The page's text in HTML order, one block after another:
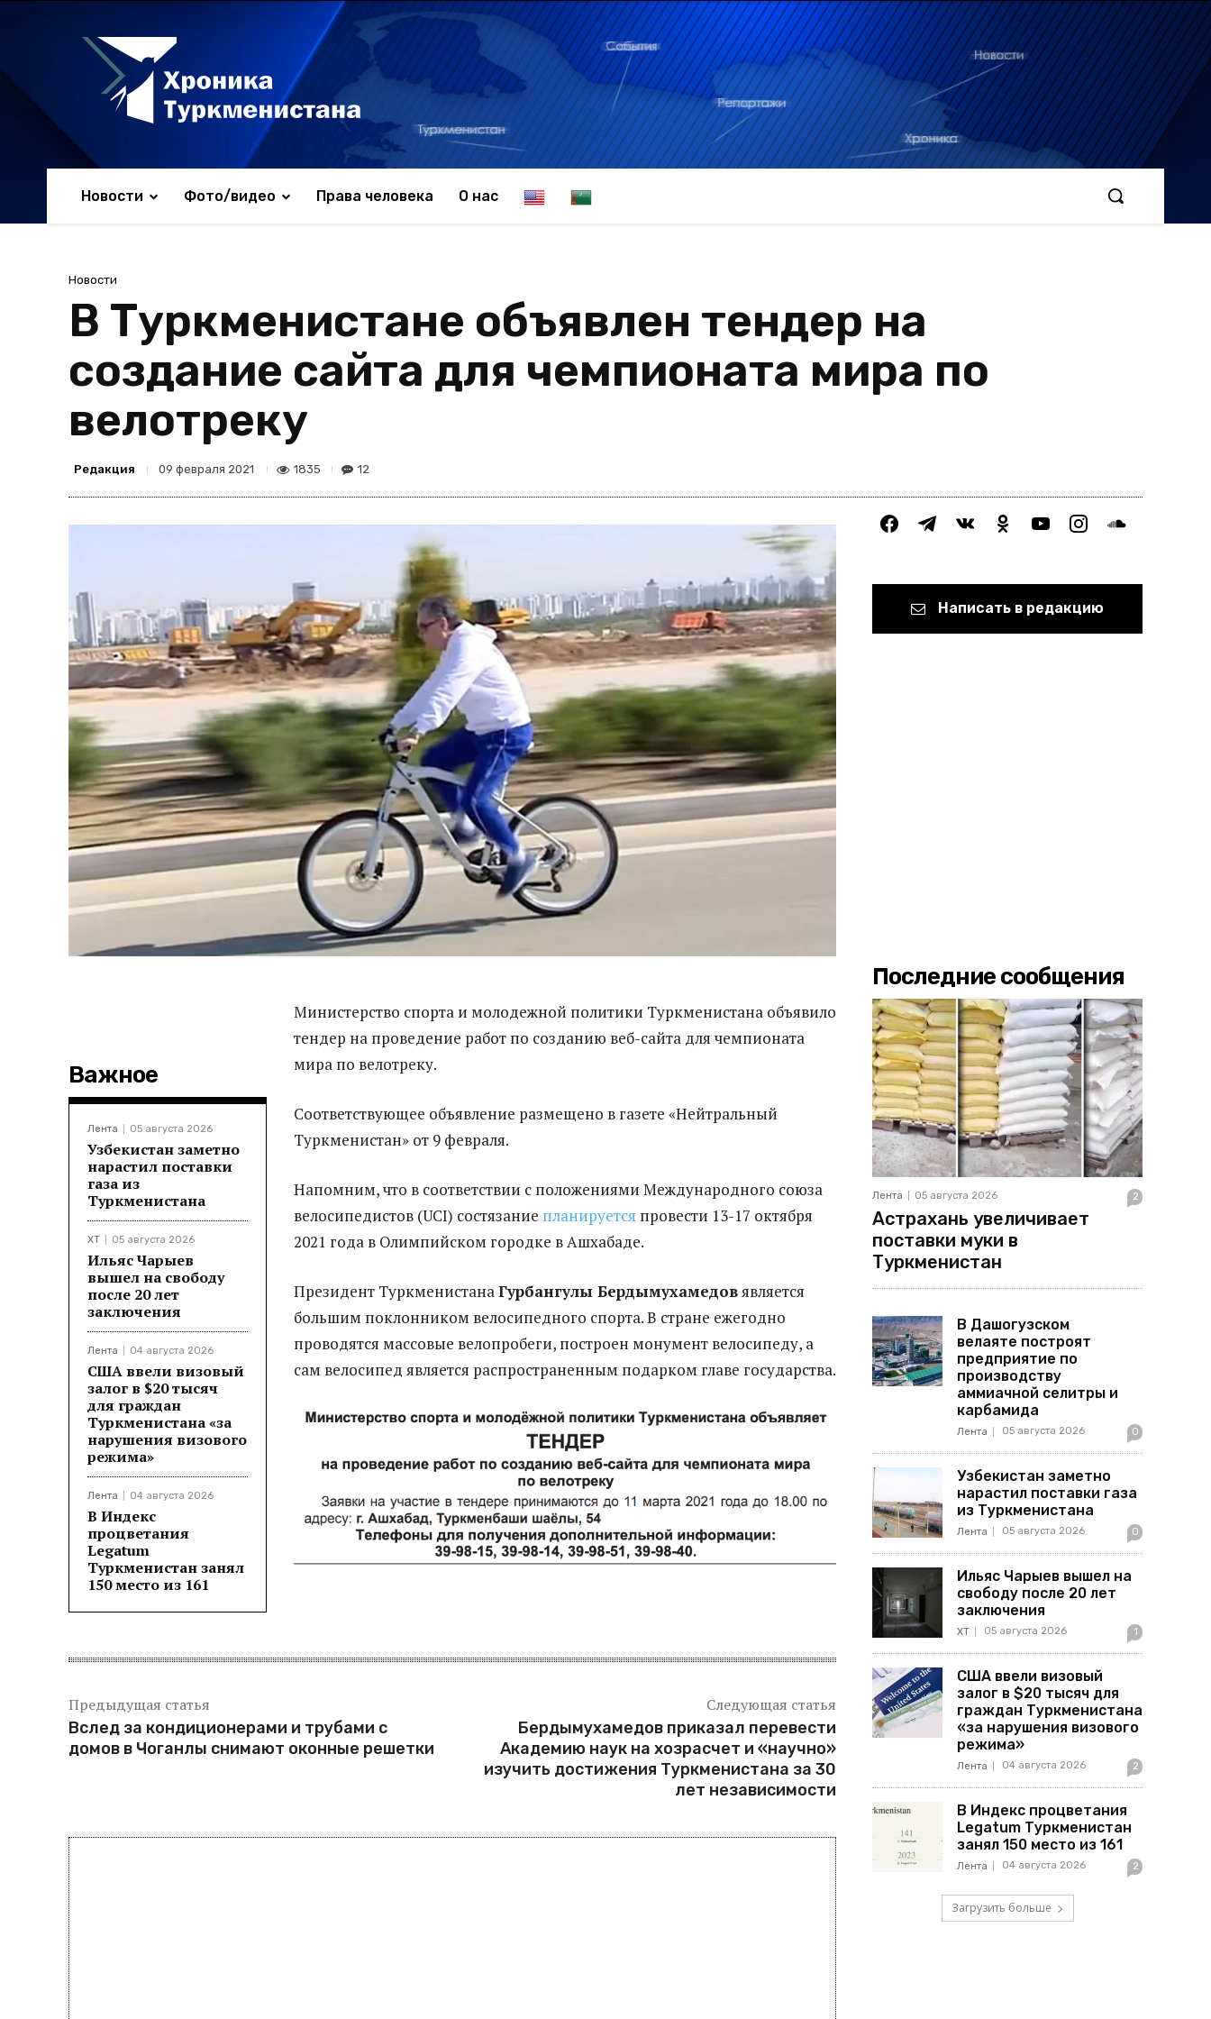
Новости Фото/видео Права человека О нас E
l
h
T
n
e
Новости
В Туркменистане объявлен тендер на
создание сайта для чемпионата мира по
велотреку
Редакция 09 февраля 2021 1835 12
Важное
Лента 05 августа 2026
Узбекистан заметно
нарастил поставки
газа из
Туркменистана
ХТ 05 августа 2026
Ильяс Чарыев
вышел на свободу
после 20 лет
заключения
Лента 04 августа 2026
США ввели визовый
залог в $20 тысяч
для граждан
Туркменистана «за
нарушения визового
режима»
Лента 04 августа 2026
В Индекс
процветания
Legatum
Туркменистан занял
150 место из 161
Министерство спорта и молодежной политики Туркменистана объявило
тендер на проведение работ по созданию веб-сайта для чемпионата
мира по велотреку.
Соответствующее объявление размещено в газете «Нейтральный
Туркменистан» от 9 февраля.
Напомним, что в соответствии с положениями Международного союза
велосипедистов (UCI) состязание планируется провести 13-17 октября
2021 года в Олимпийском городке в Ашхабаде.
Президент ТуркменистанаГурбангулы Бердымухамедовявляется
большим поклонником велосипедного спорта. В стране ежегодно
проводятся массовые велопробеги, построен монумент велосипеду, а
сам велосипед является распространенным подарком главе государства.
Предыдущая статья
Вслед за кондиционерами и трубами с
домов в Чоганлы снимают оконные решетки
Следующая статья
Бердымухамедов приказал перевести
Академию наук на хозрасчет и «научно»
изучить достижения Туркменистана за 30
лет независимости
facebooktelegramvkontakteodnoklassniki
youtubeinstagramsoundcloud
Написать в редакцию
Последние сообщения
Лента 05 августа 2026 2
Астрахань увеличивает
поставки муки в
Туркменистан
В Дашогузском
велаяте построят
предприятие по
производству
аммиачной селитры и
карбамида
Лента 05 августа 2026 0
Узбекистан заметно
нарастил поставки газа
из Туркменистана
Лента 05 августа 2026 0
Ильяс Чарыев вышел на
свободу после 20 лет
заключения
ХТ 05 августа 2026 1
США ввели визовый
залог в $20 тысяч для
граждан Туркменистана
«за нарушения визового
режима»
Лента 04 августа 2026 2
В Индекс процветания
Legatum Туркменистан
занял 150 место из 161
Лента 04 августа 2026 2
Загрузить больше